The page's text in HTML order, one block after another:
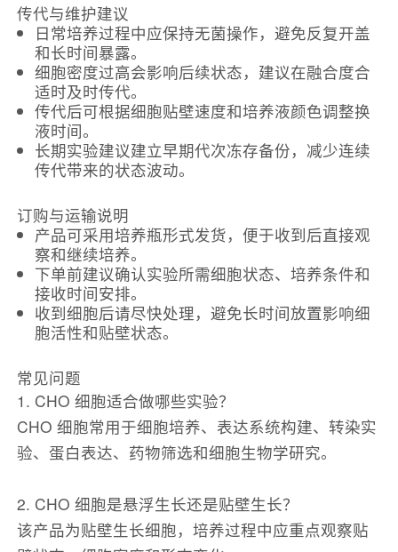
传代与维护建议
日常培养过程中应保持无菌操作，避免反复开盖
和长时间暴露。
细胞密度过高会影响后续状态，建议在融合度合
适时及时传代。
传代后可根据细胞贴壁速度和培养液颜色调整换
液时间。
长期实验建议建立早期代次冻存备份，减少连续
传代带来的状态波动。
订购与运输说明
产品可采用培养瓶形式发货，便于收到后直接观
察和继续培养。
下单前建议确认实验所需细胞状态、培养条件和
接收时间安排。
收到细胞后请尽快处理，避免长时间放置影响细
胞活性和贴壁状态。
常见问题
1. CHO 细胞适合做哪些实验？
CHO 细胞常用于细胞培养、表达系统构建、转染实
验、蛋白表达、药物筛选和细胞生物学研究。
2. CHO 细胞是悬浮生长还是贴壁生长？
该产品为贴壁生长细胞，培养过程中应重点观察贴